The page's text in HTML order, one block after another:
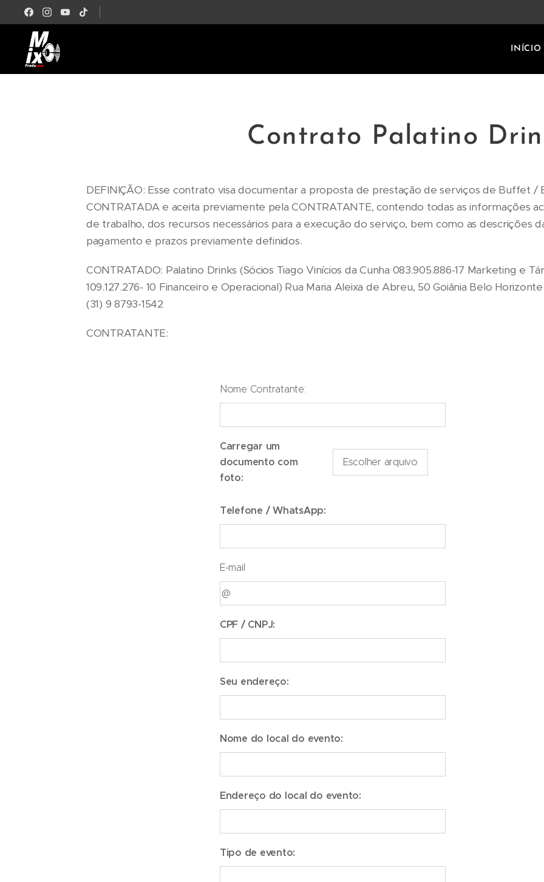
INÍCIO
Contrato Palatino
DEFINIÇÃO: Esse contrato visa documentar a proposta de prestação de serviços de Buffet /
CONTRATADA e aceita previamente pela CONTRATANTE, contendo todas as informações
de trabalho, dos recursos necessários para a execução do serviço, bem como as descrições
pagamento e prazos previamente definidos.
CONTRATADO: Palatino Drinks (Sócios Tiago Vinícios da Cunha 083.905.886-17 Marketing e
109.127.276- 10 Financeiro e Operacional) Rua Maria Aleixa de Abreu, 50 Goiânia Belo Horizonte
(31) 9 8793-1542
CONTRATANTE:
Nome Contratante:
Carregar um
documento com
foto:
Escolher arquivo
Telefone / WhatsApp:
E-mail
CPF / CNPJ:
Seu endereço:
Nome do local do evento:
Endereço do local do evento:
Tipo de evento: